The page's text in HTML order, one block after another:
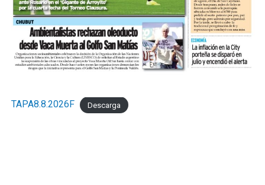
TAPA8.8.2026F Descarga